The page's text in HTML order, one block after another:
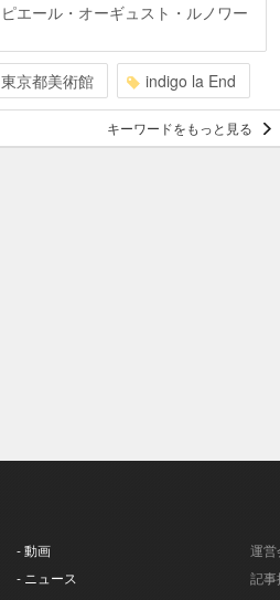
ピエール・オーギュスト・ルノワー
東京都美術館 indigo la End
キーワードをもっと見る
- 動画
- ニュース
運営
記事